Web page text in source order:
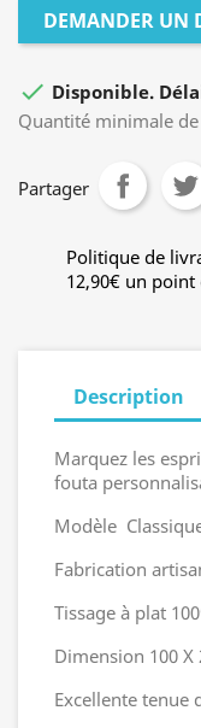
DEMANDER UN
 Disponible.
Quantité minimale
Partager
Politique de
12,90€ un
Description
Marquez les
fouta
Modèle
Fabrication
Tissage à plat
Dimension 100 X
Excellente tenue